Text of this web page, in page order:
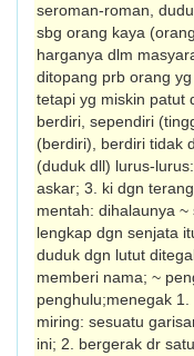
seroman-roman,
sbg orang kaya
harganya dlm
ditopang prb orang
tetapi yg miskin patut
berdiri, sependiri
(berdiri), berdiri tidak
(duduk dll) lurus-
askar; 3. ki dgn
mentah: dihalaunya
lengkap dgn senjata
duduk dgn lutut
memberi nama; ~
peng­hulu;menegak
miring: sesuatu
ini; 2. bergerak dr